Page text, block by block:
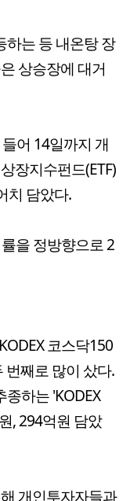
하는 등 내온탕 장
상승장에 대거
어 14일까지 개
장지수펀드(ETF)
치 담았다.
을 정방향으로 2
코스닥150
째로 많이 샀다.
하는 'KODEX
, 294억원 담았
개인투자자들과